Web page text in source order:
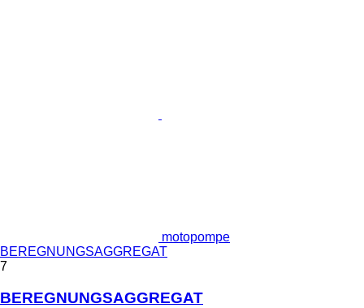
motopompe
BEREGNUNGSAGGREGAT
7
BEREGNUNGSAGGREGAT